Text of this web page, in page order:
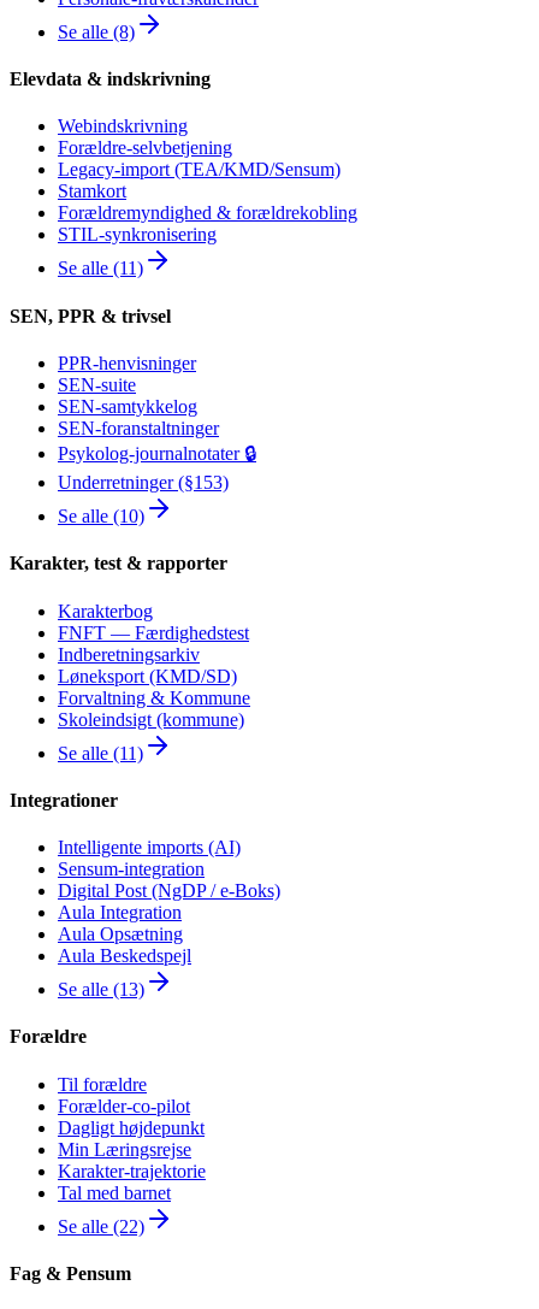
Se alle (8)
Elevdata & indskrivning
Webindskrivning
Forældre-selvbetjening
Legacy-import (TEA/KMD/Sensum)
Stamkort
Forældremyndighed & forældrekobling
STIL-synkronisering
Se alle (11)
SEN, PPR & trivsel
PPR-henvisninger
SEN-suite
SEN-samtykkelog
SEN-foranstaltninger
Psykolog-journalnotater 🔒
Underretninger (§153)
Se alle (10)
Karakter, test & rapporter
Karakterbog
FNFT — Færdighedstest
Indberetningsarkiv
Løneksport (KMD/SD)
Forvaltning & Kommune
Skoleindsigt (kommune)
Se alle (11)
Integrationer
Intelligente imports (AI)
Sensum-integration
Digital Post (NgDP / e-Boks)
Aula Integration
Aula Opsætning
Aula Beskedspejl
Se alle (13)
Forældre
Til forældre
Forælder-co-pilot
Dagligt højdepunkt
Min Læringsrejse
Karakter-trajektorie
Tal med barnet
Se alle (22)
Fag & Pensum